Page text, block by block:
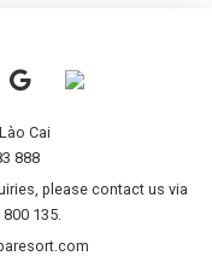
Cai
888
please contact us via
135.